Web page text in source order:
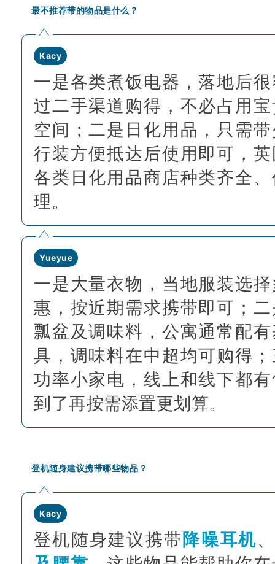
最不推荐带的物品是什么？
Kacy
一是各类煮饭电器，落地后
过二手渠道购得，不必占用
空间；二是日化用品，只需
行装方便抵达后使用即可，
各类日化用品商店种类齐全
理。
Yueyue
一是大量衣物，当地服装选
惠，按近期需求携带即可；
瓢盆及调味料，公寓通常配
具，调味料在中超均可购得
功率小家电，线上和线下都
到了再按需添置更划算。
登机随身建议携带哪些物品？
Kacy
登机随身建议携带 降噪耳机、